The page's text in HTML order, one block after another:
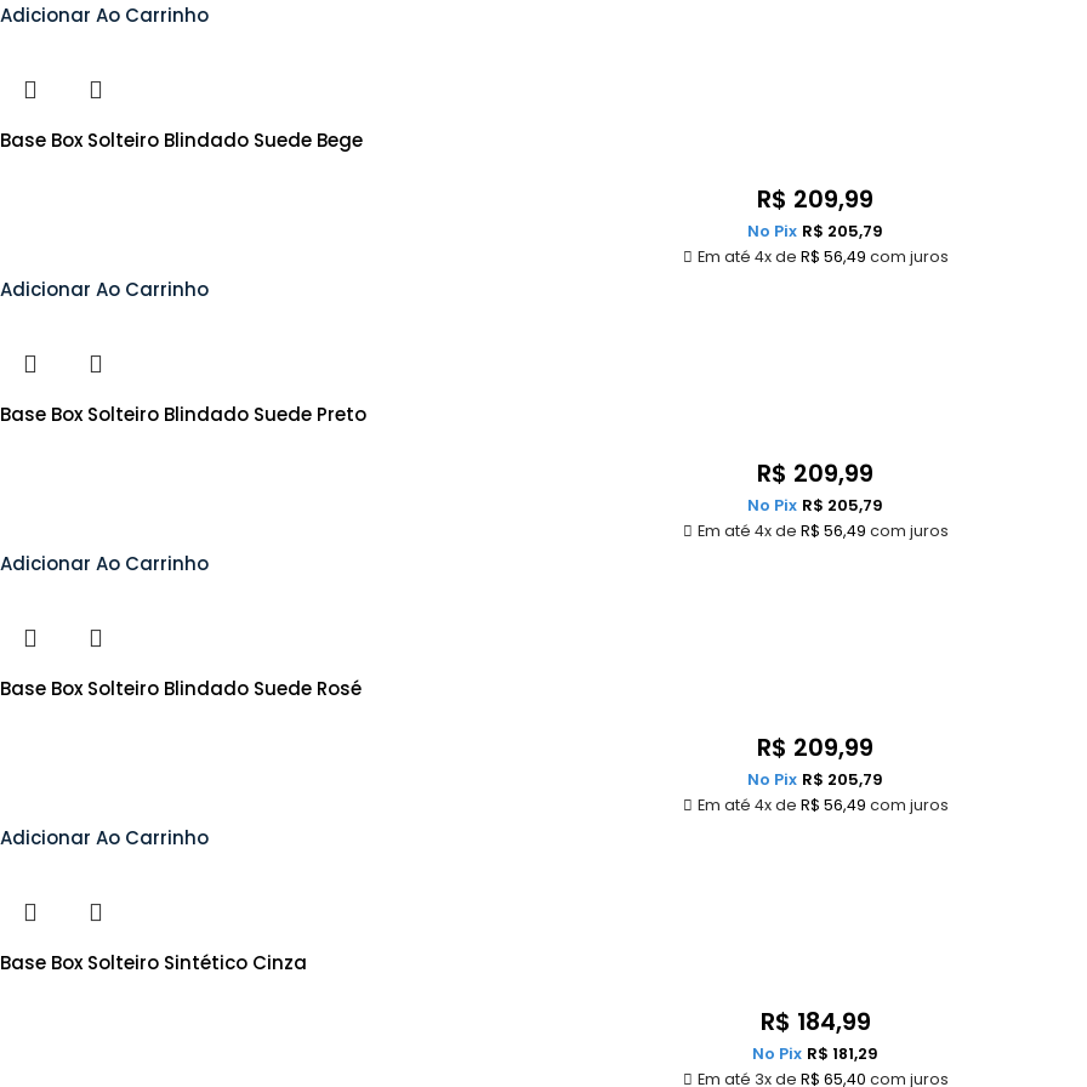
Adicionar Ao Carrinho
Base Box Solteiro Blindado Suede Bege
R$ 209,99
Em até 4x de R$ 56,49 com juros
No Pix R$ 205,79
Adicionar Ao Carrinho
Base Box Solteiro Blindado Suede Preto
R$ 209,99
Em até 4x de R$ 56,49 com juros
No Pix R$ 205,79
Adicionar Ao Carrinho
Base Box Solteiro Blindado Suede Rosé
R$ 209,99
Em até 4x de R$ 56,49 com juros
No Pix R$ 205,79
Adicionar Ao Carrinho
Base Box Solteiro Sintético Cinza
R$ 184,99
Em até 3x de R$ 65,40 com juros
No Pix R$ 181,29